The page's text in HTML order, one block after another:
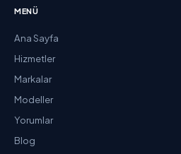
MENÜ
Ana Sayfa
Hizmetler
Markalar
Modeller
Yorumlar
Blog